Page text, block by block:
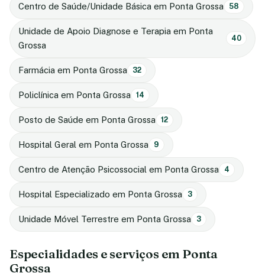
Centro de Saúde/Unidade Básica em Ponta Grossa 58
Unidade de Apoio Diagnose e Terapia em Ponta
Grossa
40
Farmácia em Ponta Grossa 32
Policlínica em Ponta Grossa 14
Posto de Saúde em Ponta Grossa 12
Hospital Geral em Ponta Grossa 9
Centro de Atenção Psicossocial em Ponta Grossa 4
Hospital Especializado em Ponta Grossa 3
Unidade Móvel Terrestre em Ponta Grossa 3
Especialidades e serviços em Ponta
Grossa